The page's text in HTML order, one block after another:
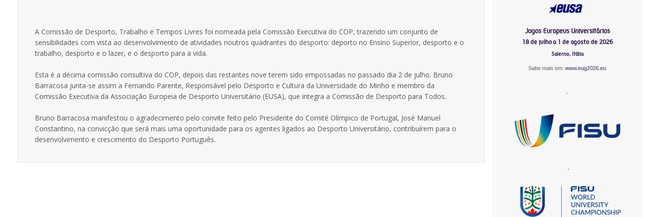
A Comissão de Desporto, Trabalho e Tempos Livres foi nomeada pela Comissão Executiva do COP, trazendo um conjunto de
sensibilidades com vista ao desenvolvimento de atividades noutros quadrantes do desporto: deporto no Ensino Superior, desporto e o
trabalho, desporto e o lazer, e o desporto para a vida.
Esta é a décima comissão consultiva do COP, depois das restantes nove terem sido empossadas no passado dia 2 de julho. Bruno
Barracosa junta-se assim a Fernando Parente, Responsável pelo Desporto e Cultura da Universidade do Minho e membro da
Comissão Executiva da Associação Europeia de Desporto Universitário (EUSA), que integra a Comissão de Desporto para Todos.
Bruno Barracosa manifestou o agradecimento pelo convite feito pelo Presidente do Comité Olímpico de Portugal, José Manuel
Constantino, na convicção que será mais uma oportunidade para os agentes ligados ao Desporto Universitário, contribuírem para o
desenvolvimento e crescimento do Desporto Português.
Jogos Europeus Universitários
18 de julho a 1 de agosto de 2026
Salerno, Itália
Sabe mais em:www.eug2026.eu
-
-